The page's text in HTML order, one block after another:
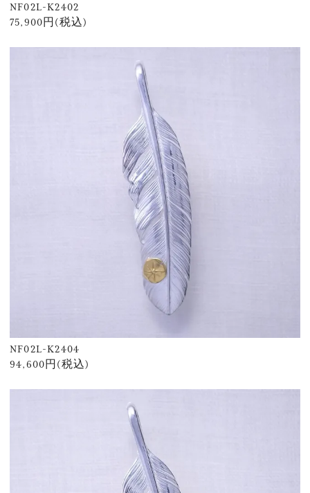
NF02L-K2402
75,900円(税込)
NF02L-K2404
94,600円(税込)